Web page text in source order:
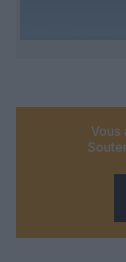
Vous